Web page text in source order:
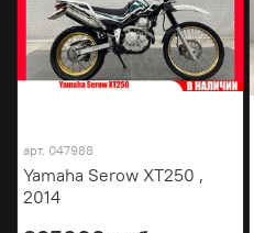
арт. 047988
Yamaha Serow XT250 ,
2014